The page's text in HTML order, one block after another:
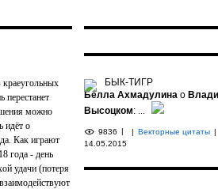
перестанет
можно
идёт о
Как играют
года - день
удачи (потеря
БЫК-ТИГР
Белла Ахмадулина о
Высоцком: ...
9836 | | Векторные цитаты |
14.05.2015